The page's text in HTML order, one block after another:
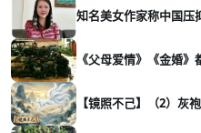
知名美女作家称中国压
《父母爱情》《金婚
【镜照不己】（2）灰